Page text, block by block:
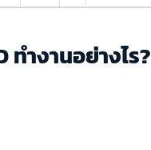
ทำงานอย่างไร?